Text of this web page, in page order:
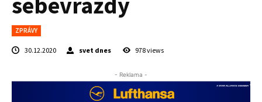
ZPRÁVY
30.12.2020 svet dnes 978views
- Reklama -